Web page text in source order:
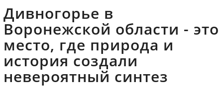
Дивногорье в
Воронежской области - это
место, где природа и
история создали
невероятный синтез